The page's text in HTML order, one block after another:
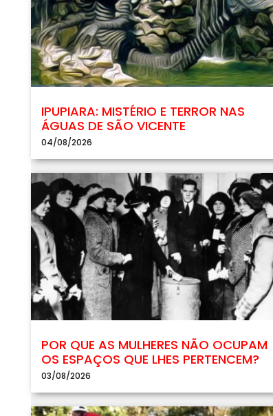
IPUPIARA: MISTÉRIO E TERROR NAS
ÁGUAS DE SÃO VICENTE
04/08/2026
POR QUE AS MULHERES NÃO OCUPAM
OS ESPAÇOS QUE LHES PERTENCEM?
03/08/2026